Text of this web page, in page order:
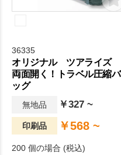
36335
オリジナル ツアライズ
両面開く！トラベル圧縮バ
ッグ
無地品 ￥327 ~
印刷品 ￥568 ~
200 個の場合 (税込)